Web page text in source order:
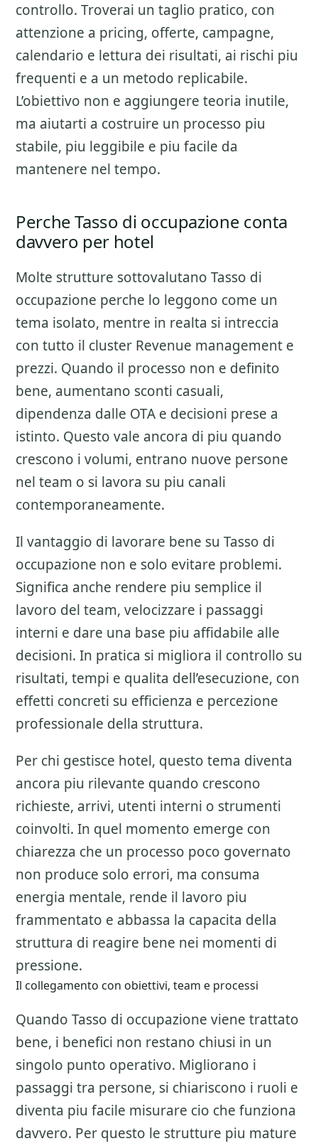
controllo. Troverai un taglio pratico, con
attenzione a pricing, offerte, campagne,
calendario e lettura dei risultati, ai rischi piu
frequenti e a un metodo replicabile.
L’obiettivo non e aggiungere teoria inutile,
ma aiutarti a costruire un processo piu
stabile, piu leggibile e piu facile da
mantenere nel tempo.
Perche Tasso di occupazione conta
davvero per hotel
Molte strutture sottovalutano Tasso di
occupazione perche lo leggono come un
tema isolato, mentre in realta si intreccia
con tutto il cluster Revenue management e
prezzi. Quando il processo non e definito
bene, aumentano sconti casuali,
dipendenza dalle OTA e decisioni prese a
istinto. Questo vale ancora di piu quando
crescono i volumi, entrano nuove persone
nel team o si lavora su piu canali
contemporaneamente.
Il vantaggio di lavorare bene su Tasso di
occupazione non e solo evitare problemi.
Significa anche rendere piu semplice il
lavoro del team, velocizzare i passaggi
interni e dare una base piu affidabile alle
decisioni. In pratica si migliora il controllo su
risultati, tempi e qualita dell’esecuzione, con
effetti concreti su efficienza e percezione
professionale della struttura.
Per chi gestisce hotel, questo tema diventa
ancora piu rilevante quando crescono
richieste, arrivi, utenti interni o strumenti
coinvolti. In quel momento emerge con
chiarezza che un processo poco governato
non produce solo errori, ma consuma
energia mentale, rende il lavoro piu
frammentato e abbassa la capacita della
struttura di reagire bene nei momenti di
pressione.
Il collegamento con obiettivi, team e processi
Quando Tasso di occupazione viene trattato
bene, i benefici non restano chiusi in un
singolo punto operativo. Migliorano i
passaggi tra persone, si chiariscono i ruoli e
diventa piu facile misurare cio che funziona
davvero. Per questo le strutture piu mature